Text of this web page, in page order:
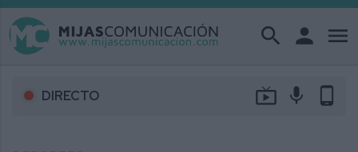
search person menu
DIRECTO live_tv mic phone_android